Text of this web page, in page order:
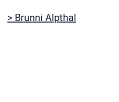
> Brunni Alpthal